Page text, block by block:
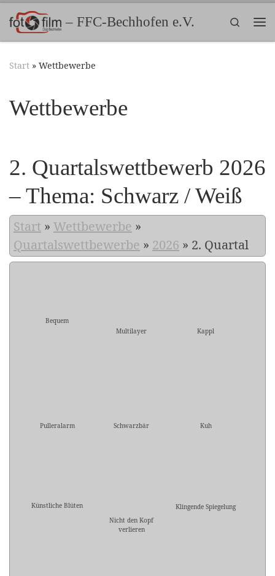
Zum Inhalt springen– FFC-Bechhofen e.V.
Search
Start » Wettbewerbe
Wettbewerbe
2. Quartalswettbewerb 2026
– Thema: Schwarz / Weiß
Start » Wettbewerbe »
Quartalswettbewerbe » 2026 » 2. Quartal
Bequem
Multilayer
Kappl
Pulleralarm Schwarzbär Kuh
Künstliche Blüten
Nicht den Kopf
verlieren
Klingende Spiegelung